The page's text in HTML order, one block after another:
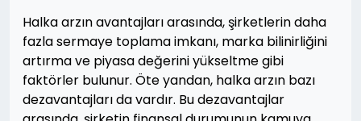
Halka arzın avantajları arasında, şirketlerin daha
fazla sermaye toplama imkanı, marka bilinirliğini
artırma ve piyasa değerini yükseltme gibi
faktörler bulunur. Öte yandan, halka arzın bazı
dezavantajları da vardır. Bu dezavantajlar